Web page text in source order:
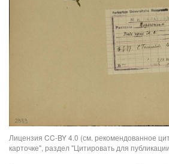
Лицензия CC-BY 4.0 (см. рекомендованное
карточке", раздел "Цитировать для